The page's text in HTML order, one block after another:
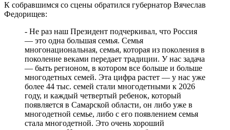
предупреждение
08.08.2026 | 16:30
Вячеслав Федорищев вручил награды спортсменам, тренерам
и ветеранам
08.08.2026 | 15:59
Где в Самаре отключат холодную воду с 10 по 12 августа:
список адресов
08.08.2026 | 15:44
Ливень с грозой и жара до 35 °C ожидаются в Самарской
области 9 августа
08.08.2026 | 15:18
Самарцев приглашают на бесплатные показы советского кино
8 и 9 августа
К собравшимся со сцены обратился губернатор Вячеслав
Федорищев:
- Не раз наш Президент подчеркивал, что Россия
— это одна большая семья. Семья
многонациональная, семья, которая из поколения в
поколение веками передает традиции. У нас задача
— быть регионом, в котором все больше и больше
многодетных семей. Эта цифра растет — у нас уже
более 44 тыс. cемей стали многодетными к 2026
году, и каждый четвертый ребенок, который
появляется в Самарской области, он либо уже в
многодетной семье, либо с его появлением семья
стала многодетной. Это очень хороший